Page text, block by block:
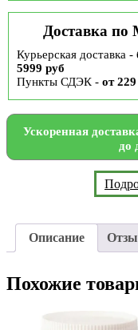
Доставка по
Курьерская доставка -
5999 руб
Пункты СДЭК - от
Ускоренная
до
Описание
Похожие